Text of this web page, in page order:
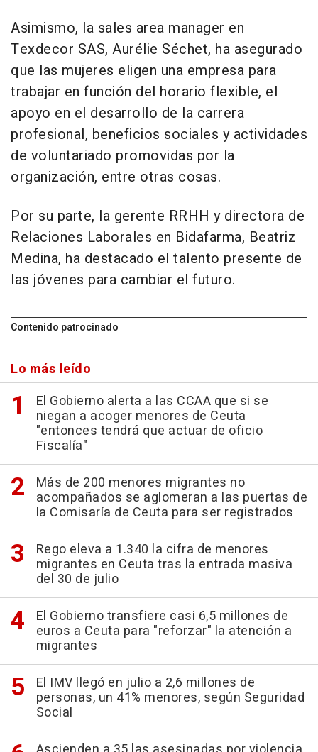
Asimismo, la sales area manager en
Texdecor SAS, Aurélie Séchet, ha asegurado
que las mujeres eligen una empresa para
trabajar en función del horario flexible, el
apoyo en el desarrollo de la carrera
profesional, beneficios sociales y actividades
de voluntariado promovidas por la
organización, entre otras cosas.
Por su parte, la gerente RRHH y directora de
Relaciones Laborales en Bidafarma, Beatriz
Medina, ha destacado el talento presente de
las jóvenes para cambiar el futuro.
Contenido patrocinado
Lo más leído
El Gobierno alerta a las CCAA que si se
niegan a acoger menores de Ceuta
"entonces tendrá que actuar de oficio
Fiscalía"
Más de 200 menores migrantes no
acompañados se aglomeran a las puertas de
la Comisaría de Ceuta para ser registrados
Rego eleva a 1.340 la cifra de menores
migrantes en Ceuta tras la entrada masiva
del 30 de julio
El Gobierno transfiere casi 6,5 millones de
euros a Ceuta para "reforzar" la atención a
migrantes
El IMV llegó en julio a 2,6 millones de
personas, un 41% menores, según Seguridad
Social